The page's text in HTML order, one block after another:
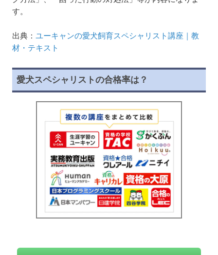
す。
出典： ユーキャンの愛犬飼育スペシャリスト講座｜教
材・テキスト
愛犬スペシャリストの合格率は？